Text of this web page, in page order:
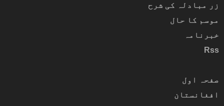
زر مبادلہ کی شرح
موسم کا حال
خبرنامہ
Rss
صفحہ اول
افغانستان